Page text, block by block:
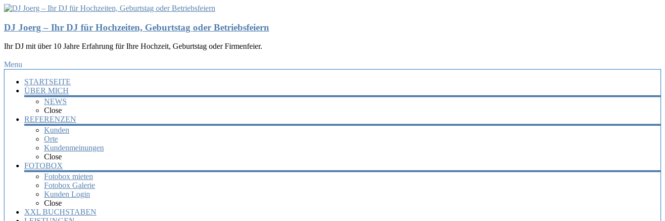
DJ Joerg – Ihr DJ für Hochzeiten, Geburtstag oder Betriebsfeiern
Ihr DJ mit über 10 Jahre Erfahrung für Ihre Hochzeit, Geburtstag oder Firmenfeier.
Menu
STARTSEITE
ÜBER MICH
NEWS
Close
REFERENZEN
Kunden
Orte
Kundenmeinungen
Close
FOTOBOX
Fotobox mieten
Fotobox Galerie
Kunden Login
Close
XXL BUCHSTABEN